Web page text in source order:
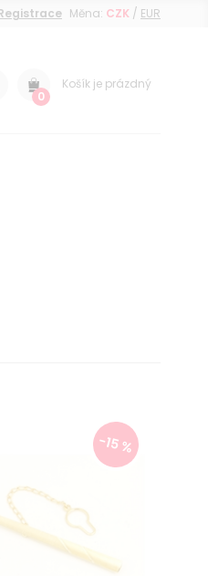
Měna: CZK / EUR
0
Košík je prázdný
-15 %